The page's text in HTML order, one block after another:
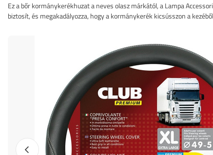
Ez a bőr kormánykerékhuzat a neves olasz márkától, a Lampa
biztosít, és megakadályozza, hogy a kormánykerék kicsússzon a
Előző fotó